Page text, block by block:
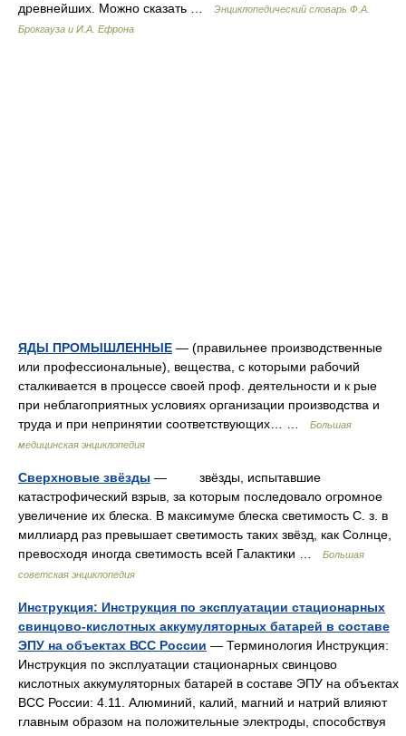
древнейших. Можно сказать …
Энциклопедический словарь Ф.А.
Брокгауза и И.А. Ефрона
ЯДЫ ПРОМЫШЛЕННЫЕ — (правильнее производственные
или профессиональные), вещества, с которыми рабочий
сталкивается в процессе своей проф. деятельности и к рые
при неблагоприятных условиях организации производства и
труда и при непринятии соответствующих… …
Большая
медицинская энциклопедия
Сверхновые звёзды — звёзды, испытавшие
катастрофический взрыв, за которым последовало огромное
увеличение их блеска. В максимуме блеска светимость С. з. в
миллиард раз превышает светимость таких звёзд, как Солнце,
превосходя иногда светимость всей Галактики …
Большая
советская энциклопедия
Инструкция: Инструкция по эксплуатации стационарных
свинцово-кислотных аккумуляторных батарей в составе
ЭПУ на объектах ВСС России — Терминология Инструкция:
Инструкция по эксплуатации стационарных свинцово
кислотных аккумуляторных батарей в составе ЭПУ на объектах
ВСС России: 4.11. Алюминий, калий, магний и натрий влияют
главным образом на положительные электроды, способствуя